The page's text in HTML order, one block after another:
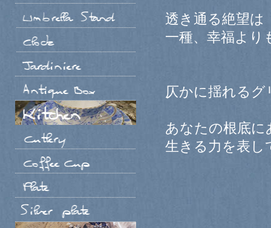
透き通る絶望は
一種、幸福より
仄かに揺れるグ
あなたの根底に
生きる力を表し